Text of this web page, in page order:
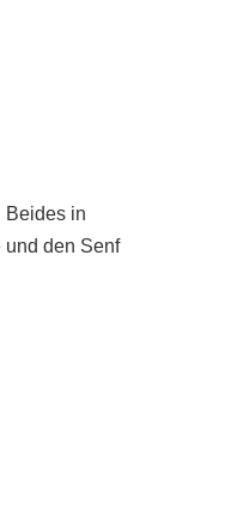
Beides in
und den Senf